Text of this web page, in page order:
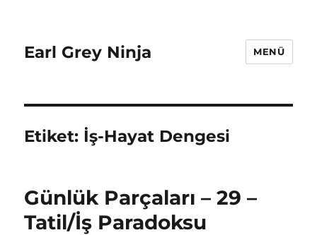
Earl Grey Ninja MENÜ
Etiket: İş-Hayat Dengesi
Günlük Parçaları – 29 –
Tatil/İş Paradoksu